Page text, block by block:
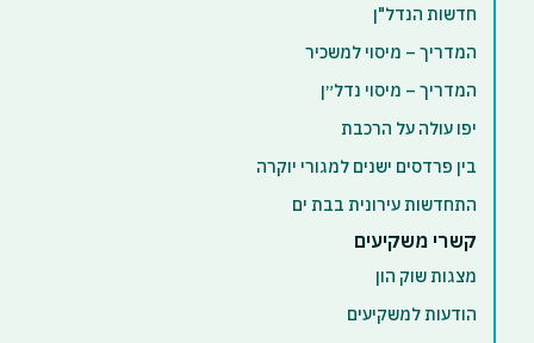
חדשות הנדל"ן
המדריך – מיסוי למשכיר
המדריך – מיסוי נדל״ן
יפו עולה על הרכבת
בין פרדסים ישנים למגורי יוקרה
התחדשות עירונית בבת ים
קשרי משקיעים
מצגות שוק הון
הודעות למשקיעים